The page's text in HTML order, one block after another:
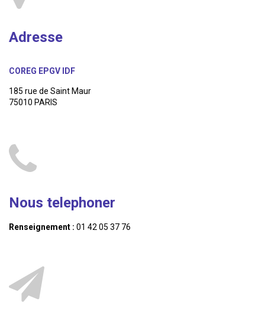
Adresse
COREG EPGV IDF
185 rue de Saint Maur
75010 PARIS
Nous telephoner
Renseignement : 01 42 05 37 76